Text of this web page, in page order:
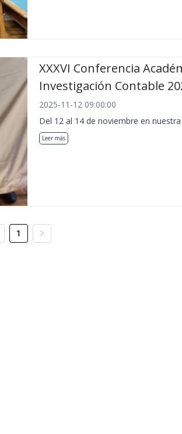
XXXVI Conferencia
Investigación Contable
2025-11-12 09:00:00
Del 12 al 14 de noviembre en
Leer más
1